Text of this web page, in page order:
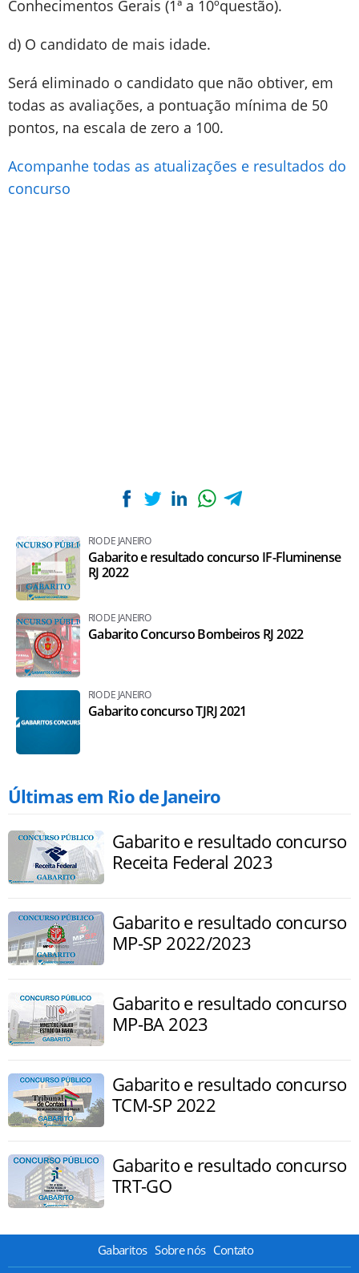
Conhecimentos Gerais (1ª a 10ºquestão).
d) O candidato de mais idade.
Será eliminado o candidato que não obtiver, em
todas as avaliações, a pontuação mínima de 50
pontos, na escala de zero a 100.
Acompanhe todas as atualizações e resultados do
concurso
RIO DE JANEIRO
Gabarito e resultado concurso IF-Fluminense
RJ 2022
RIO DE JANEIRO
Gabarito Concurso Bombeiros RJ 2022
RIO DE JANEIRO
Gabarito concurso TJRJ 2021
Últimas em Rio de Janeiro
Gabarito e resultado concurso
Receita Federal 2023
Gabarito e resultado concurso
MP-SP 2022/2023
Gabarito e resultado concurso
MP-BA 2023
Gabarito e resultado concurso
TCM-SP 2022
Gabarito e resultado concurso
TRT-GO
Gabaritos Sobre nós Contato